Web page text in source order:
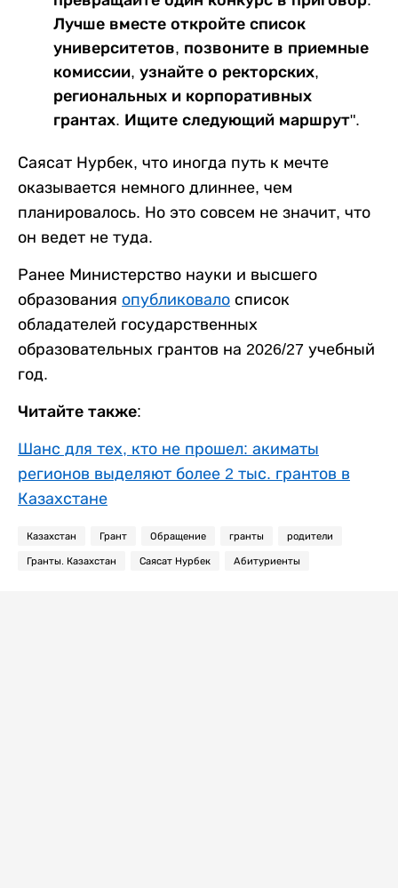
Лучше вместе откройте список
университетов, позвоните в приемные
комиссии, узнайте о ректорских,
региональных и корпоративных
грантах. Ищите следующий маршрут".
Саясат Нурбек, что иногда путь к мечте
оказывается немного длиннее, чем
планировалось. Но это совсем не значит, что
он ведет не туда.
Ранее Министерство науки и высшего
образования опубликовало список
обладателей государственных
образовательных грантов на 2026/27 учебный
год.
Читайте также:
Шанс для тех, кто не прошел: акиматы
регионов выделяют более 2 тыс. грантов в
Казахстане
Казахстан Грант Обращение гранты родители
Гранты. Казахстан Саясат Нурбек Абитуриенты